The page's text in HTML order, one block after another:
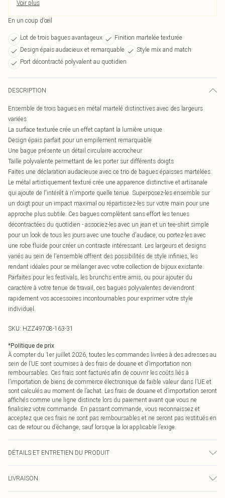
Voir plus
En un coup d’œil
Lot de trois bagues avantageux
Finition martelée texturée
Design épais audacieux et remarquable
Style mix and match
Port décontracté polyvalent au quotidien
DESCRIPTION
Ensemble de trois bagues en métal martelé distinctives avec des largeurs
variées
La surface texturée crée un effet captant la lumière unique
Design épais parfait pour un empilement remarquable
Une bague présente un détail circulaire accrocheur
Taille polyvalente permettant de les porter sur différents doigts
Faites une déclaration audacieuse avec ce trio de bagues épaisses martelées.
Le métal artistiquement texturé crée une apparence distinctive et artisanale
qui ajoute de l'intérêt à n'importe quelle tenue. Superposez-les ensemble sur
un doigt pour un impact maximal ou répartissez-les sur votre main pour une
approche plus subtile. Ces bagues complètent sans effort les tenues
décontractées du quotidien - associez-les avec un jean et un tee-shirt simple
pour un look de tous les jours avec une touche d'audace, ou portez-les avec
une robe fluide pour créer un contraste intéressant. Les largeurs et designs
variés au sein de l'ensemble offrent des possibilités de style infinies, les
rendant idéales pour se mélanger avec votre collection de bijoux existante.
Parfaites pour les festivals, les brunchs entre amis, ou pour ajouter du
caractère à votre tenue de travail, ces bagues polyvalentes deviendront
rapidement vos accessoires incontournables pour exprimer votre style
individuel.
SKU: HZZ49708-163-31
*Politique de prix
À compter du 1er juillet 2026, toutes les commandes livrées à des adresses au
sein de l’UE sont soumises à des frais de douane et d’importation non
remboursables. Ces frais sont facturés afin de couvrir les coûts liés à
l’importation de biens de commerce électronique de faible valeur dans l’UE et
sont calculés au moment de l’achat. Les frais de douane et d’importation seront
affichés comme une ligne distincte lors du paiement avant que vous ne
finalisiez votre commande. En passant commande, vous reconnaissez et
acceptez que ces frais ne sont pas remboursables et ne seront pas restitués en
cas de retour ou d’échange, sauf lorsque la loi applicable l’exige.
DÉTAILS ET ENTRETIEN DU PRODUIT
LIVRAISON